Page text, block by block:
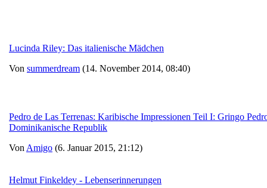
Lucinda Riley: Das italienische Mädchen
Von summerdream (14. November 2014, 08:40)
Pedro de Las Terrenas: Karibische Impressionen Teil I: Gringo
Dominikanische Republik
Von Amigo (6. Januar 2015, 21:12)
Helmut Finkeldey - Lebenserinnerungen